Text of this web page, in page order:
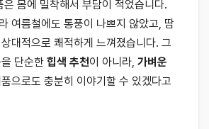
은 몸에 밀착해서 부담이 적었습니다.
여름철에도 통풍이 나쁘지 않았고, 땀
대적으로 쾌적하게 느껴졌습니다. 그
단순한 힙색 추천이 아니라, 가벼운
으로도 충분히 이야기할 수 있겠다고